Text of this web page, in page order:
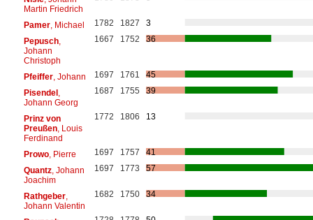
Martin Friedrich
Pamer, Michael 1782 1827
3
Pepusch,
Johann
Christoph
1667 1752 36
Pfeiffer, Johann 1697 1761
45
Pisendel,
Johann Georg
1687 1755 39
Prinz von
Preußen, Louis
Ferdinand
1772 1806 13
Prowo, Pierre 1697 1757
41
Quantz, Johann
Joachim
1697 1773 57
Rathgeber,
Johann Valentin
1682 1750 34